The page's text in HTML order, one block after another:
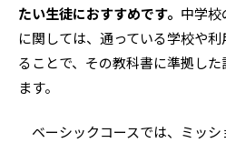
たい生徒におすすめです。 中学校
に関しては、通っている学校や
ることで、その教科書に準拠し
ます。
ベーシックコースでは、ミッ